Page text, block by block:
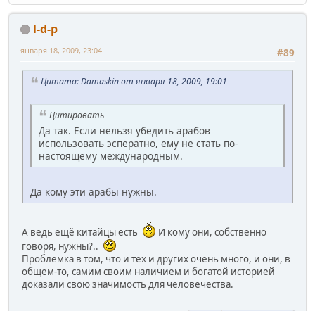
l-d-p
#89
января 18, 2009, 23:04
Цитата: Damaskin от января 18, 2009, 19:01
Цитировать
Да так. Если нельзя убедить арабов
использовать эсператно, ему не стать по-
настоящему международным.
Да кому эти арабы нужны.
А ведь ещё китайцы есть
И кому они, собственно
говоря, нужны?..
Проблемка в том, что и тех и других очень много, и они, в
общем-то, самим своим наличием и богатой историей
доказали свою значимость для человечества.